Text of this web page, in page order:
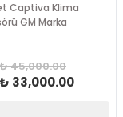
Captiva Klima
GM Marka
₺ 45,000.00
₺ 33,000.00